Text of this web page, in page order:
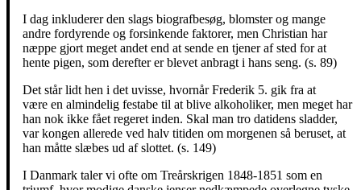
I dag inkluderer den slags biografbesøg, blomster og mange
andre fordyrende og forsinkende faktorer, men Christian har
næppe gjort meget andet end at sende en tjener af sted for at
hente pigen, som derefter er blevet anbragt i hans seng. (s. 89)
Det står lidt hen i det uvisse, hvornår Frederik 5. gik fra at
være en almindelig festabe til at blive alkoholiker, men meget har
han nok ikke fået regeret inden. Skal man tro datidens sladder,
var kongen allerede ved halv titiden om morgenen så beruset, at
han måtte slæbes ud af slottet. (s. 149)
I Danmark taler vi ofte om Treårskrigen 1848-1851 som en